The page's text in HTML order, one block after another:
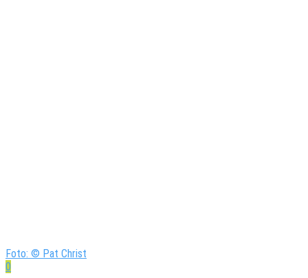
Foto: © Pat Christ
0